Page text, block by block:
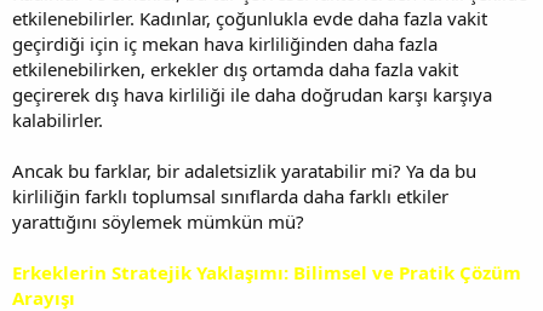
etkilenebilirler. Kadınlar, çoğunlukla evde daha fazla vakit
geçirdiği için iç mekan hava kirliliğinden daha fazla
etkilenebilirken, erkekler dış ortamda daha fazla vakit
geçirerek dış hava kirliliği ile daha doğrudan karşı karşıya
kalabilirler.
Ancak bu farklar, bir adaletsizlik yaratabilir mi? Ya da bu
kirliliğin farklı toplumsal sınıflarda daha farklı etkiler
yarattığını söylemek mümkün mü?
Erkeklerin Stratejik Yaklaşımı: Bilimsel ve Pratik Çözüm
Arayışı